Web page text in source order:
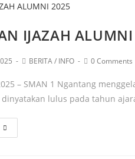
IJAZAH
BERITA/ INFO 0 Comments
– SMAN 1 Ngantang
dinyatakan lulus pada tahun